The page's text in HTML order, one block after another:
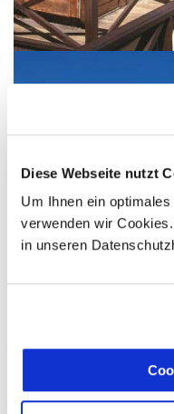
Diese Webseite nutzt
Um Ihnen ein
verwenden wir
in unseren